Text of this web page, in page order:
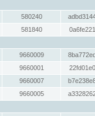
580240
581840
9660009
9660001
9660007
9660005